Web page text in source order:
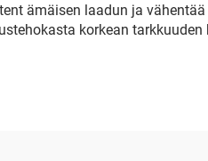
ämäisen laadun ja
korkean